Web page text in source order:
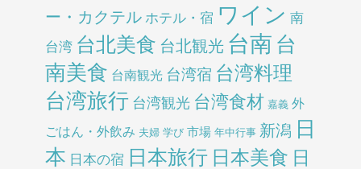
ー・カクテル ホテル・宿 ワイン 南
台湾 台北美食 台北観光 台南 台
南美食 台南観光 台湾宿 台湾料理
台湾旅行 台湾観光 台湾食材 嘉義 外
ごはん・外飲み 夫婦 学び 市場 年中行事 新潟 日
本 日本の宿 日本旅行 日本美食 日